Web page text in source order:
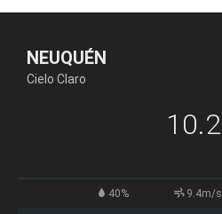
NEUQUÉN
Cielo Claro
10.2
40% 9.4m/s